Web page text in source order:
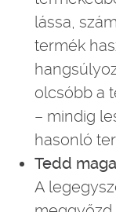
lássa,
termék
olcsóbb a
– mindig
hasonló
Tedd
A